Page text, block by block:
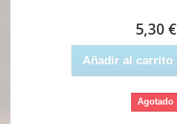
5,30 €
Añadir al carrito
Agotado